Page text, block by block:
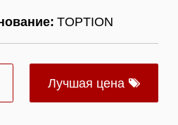
TOPTION
Лучшая цена